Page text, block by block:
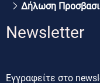
Δήλωση
Newsletter
Εγγραφείτε στο